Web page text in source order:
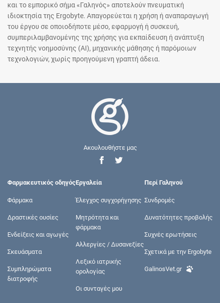
και το εμπορικό σήμα «Γαληνός» αποτελούν πνευματική
ιδιοκτησία της Ergobyte. Απαγορεύεται η χρήση ή αναπαραγωγή
του έργου σε οποιοδήποτε μέσο, εφαρμογή ή συσκευή,
συμπεριλαμβανομένης της χρήσης για εκπαίδευση ή ανάπτυξη
τεχνητής νοημοσύνης (AI), μηχανικής μάθησης ή παρόμοιων
τεχνολογιών, χωρίς προηγούμενη γραπτή άδεια.
Ακουλουθήστε μας
Φαρμακευτικός οδηγός
Φάρμακα
Δραστικές ουσίες
Ενδείξεις και αγωγές
Σκευάσματα
Συμπληρώματα
διατροφής
Εργαλεία
Έλεγχος συγχορήγησης
Μητρότητα και
φάρμακα
Αλλεργίες / Δυσανεξίες
Λεξικό ιατρικής
ορολογίας
Οι συνταγές μου
Περί Γαληνού
Συνδρομές
Δυνατότητες προβολής
Συχνές ερωτήσεις
Σχετικά με την Ergobyte
GalinosVet.gr